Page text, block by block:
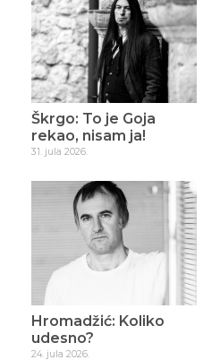
Škrgo: To je Goja
rekao, nisam ja!
31. jula 2026.
Hromadžić: Koliko
udesno?
24. jula 2026.